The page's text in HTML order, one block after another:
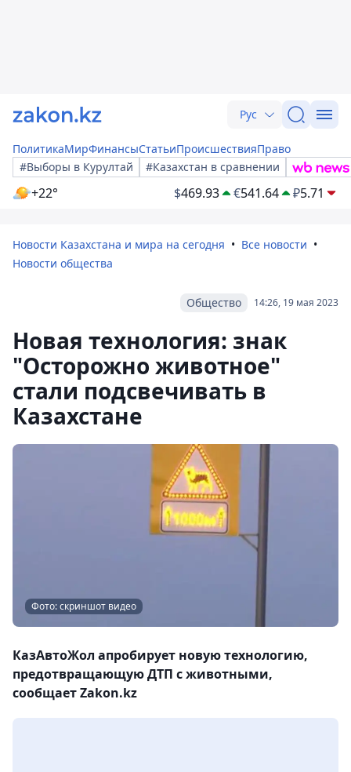
Рус
ПолитикаМирФинансыСтатьиПроисшествияПраво
#Выборы в Курултай
#Казахстан в сравнении
+22° $469.93 €541.64 ₽5.71
Новости Казахстана и мира на сегодня
Все новости
Новости общества
14:26, 19 мая 2023
Общество
Новая технология: знак
"Осторожно животное"
стали подсвечивать в
Казахстане
Фото: скриншот видео
КазАвтоЖол апробирует новую технологию,
предотвращающую ДТП с животными,
сообщает Zakon.kz